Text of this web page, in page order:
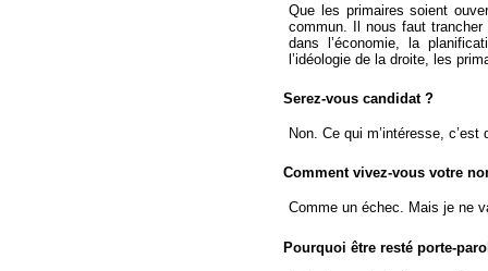
Que les primaires soient
commun. Il nous faut
dans l’économie, la
l’idéologie de la droite, les
Serez-vous candidat ?
Non. Ce qui m’intéresse,
Comment vivez-vous votre
Comme un échec. Mais je ne
Pourquoi être resté porte-